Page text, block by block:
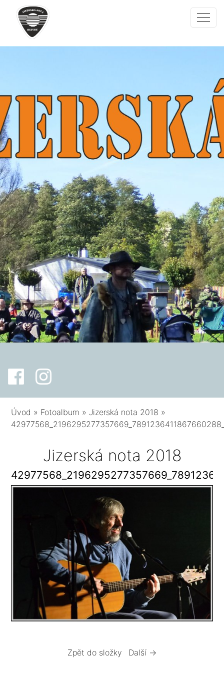
Úvod » Fotoalbum » Jizerská nota 2018 »
Jizerská nota 2018
Zpět do složky Další →